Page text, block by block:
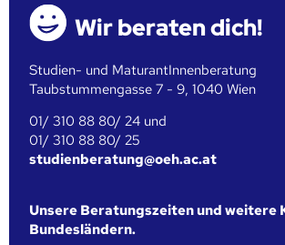
Wir beraten dich!
Studien- und MaturantInnenberatung
Taubstummengasse 7 - 9, 1040 Wien
01/ 310 88 80/ 24 und
01/ 310 88 80/ 25
studienberatung@oeh.ac.at
Unsere Beratungszeiten und weitere
Bundesländern.